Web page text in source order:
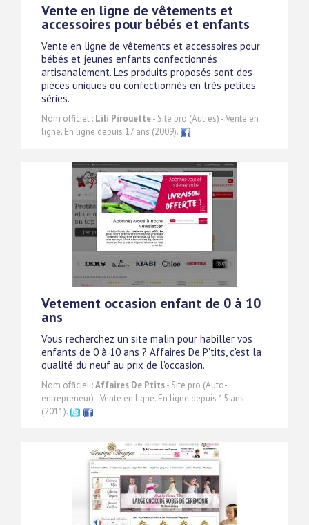
Vente en ligne de vêtements et
accessoires pour bébés et enfants
Vente en ligne de vêtements et accessoires pour
bébés et jeunes enfants confectionnés
artisanalement. Les produits proposés sont des
pièces uniques ou confectionnés en très petites
séries.
Nom officiel : Lili Pirouette- Site pro (Autres) - Vente en
ligne. En ligne depuis 17 ans (2009).
Vetement occasion enfant de 0 à 10
ans
Vous recherchez un site malin pour habiller vos
enfants de 0 à 10 ans ? Affaires De P'tits, c'est la
qualité du neuf au prix de l'occasion.
Nom officiel :Affaires De Ptits- Site pro (Auto-
entrepreneur) - Vente en ligne. En ligne depuis 15 ans
(2011).